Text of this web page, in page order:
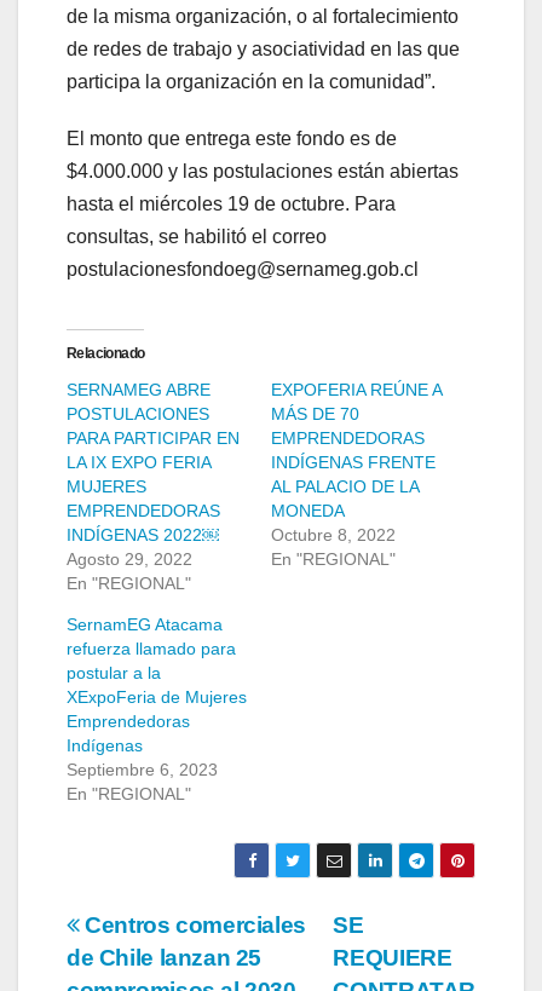
de la misma organización, o al fortalecimiento
de redes de trabajo y asociatividad en las que
participa la organización en la comunidad”.
El monto que entrega este fondo es de
$4.000.000 y las postulaciones están abiertas
hasta el miércoles 19 de octubre. Para
consultas, se habilitó el correo
postulacionesfondoeg@sernameg.gob.cl
Relacionado
SERNAMEG ABRE
POSTULACIONES
PARA PARTICIPAR EN
LA IX EXPO FERIA
MUJERES
EMPRENDEDORAS
INDÍGENAS 2022￼
Agosto 29, 2022
En "REGIONAL"
EXPOFERIA REÚNE A
MÁS DE 70
EMPRENDEDORAS
INDÍGENAS FRENTE
AL PALACIO DE LA
MONEDA
Octubre 8, 2022
En "REGIONAL"
SernamEG Atacama
refuerza llamado para
postular a la
XExpoFeria de Mujeres
Emprendedoras
Indígenas
Septiembre 6, 2023
En "REGIONAL"
Navegación
SE
REQUIERE
Centros comerciales
de Chile lanzan 25